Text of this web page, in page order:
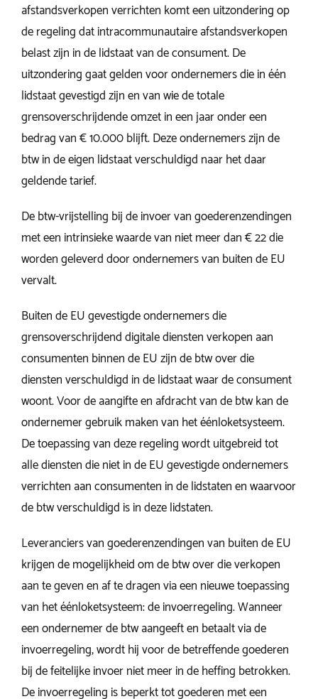
afstandsverkopen verrichten komt een uitzondering op
de regeling dat intracommunautaire afstandsverkopen
belast zijn in de lidstaat van de consument. De
uitzondering gaat gelden voor ondernemers die in één
lidstaat gevestigd zijn en van wie de totale
grensoverschrijdende omzet in een jaar onder een
bedrag van € 10.000 blijft. Deze ondernemers zijn de
btw in de eigen lidstaat verschuldigd naar het daar
geldende tarief.
De btw-vrijstelling bij de invoer van goederenzendingen
met een intrinsieke waarde van niet meer dan € 22 die
worden geleverd door ondernemers van buiten de EU
vervalt.
Buiten de EU gevestigde ondernemers die
grensoverschrijdend digitale diensten verkopen aan
consumenten binnen de EU zijn de btw over die
diensten verschuldigd in de lidstaat waar de consument
woont. Voor de aangifte en afdracht van de btw kan de
ondernemer gebruik maken van het éénloketsysteem.
De toepassing van deze regeling wordt uitgebreid tot
alle diensten die niet in de EU gevestigde ondernemers
verrichten aan consumenten in de lidstaten en waarvoor
de btw verschuldigd is in deze lidstaten.
Leveranciers van goederenzendingen van buiten de EU
krijgen de mogelijkheid om de btw over die verkopen
aan te geven en af te dragen via een nieuwe toepassing
van het éénloketsysteem: de invoerregeling. Wanneer
een ondernemer de btw aangeeft en betaalt via de
invoerregeling, wordt hij voor de betreffende goederen
bij de feitelijke invoer niet meer in de heffing betrokken.
De invoerregeling is beperkt tot goederen met een